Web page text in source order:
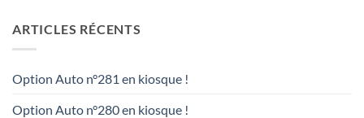
ARTICLES RÉCENTS
Option Auto n°281 en kiosque !
Option Auto n°280 en kiosque !